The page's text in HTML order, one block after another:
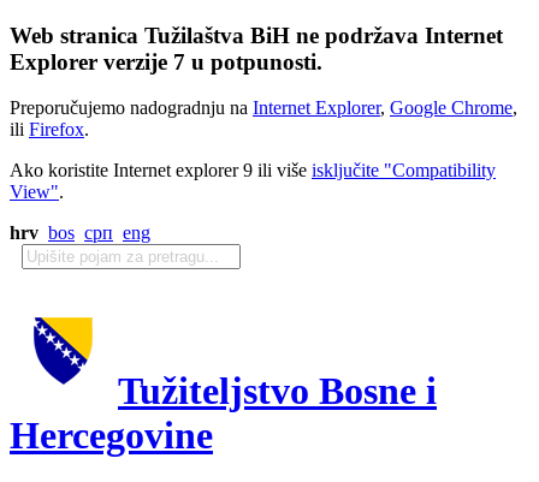
Web stranica Tužilaštva BiH ne podržava Internet
Explorer verzije 7 u potpunosti.
Preporučujemo nadogradnju na Internet Explorer, Google Chrome,
ili Firefox.
Ako koristite Internet explorer 9 ili više isključite "Compatibility
View".
hrv bos срп eng
Tužiteljstvo Bosne i
Hercegovine